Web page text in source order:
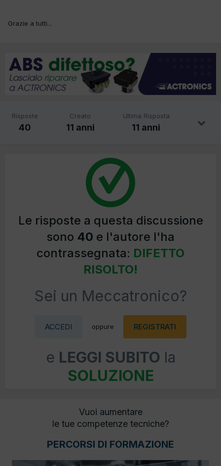
Grazie a tutti...
Risposte
40
Creato
11 anni
Ultima Risposta
11 anni
Le risposte a questa discussione
sono 40 e l'autore l'ha
contrassegnata: DIFETTO
RISOLTO!
Sei un Meccatronico?
ACCEDI oppure REGISTRATI
e LEGGI SUBITO la
SOLUZIONE
Vuoi aumentare
le tue competenze tecniche?
PERCORSI DI FORMAZIONE